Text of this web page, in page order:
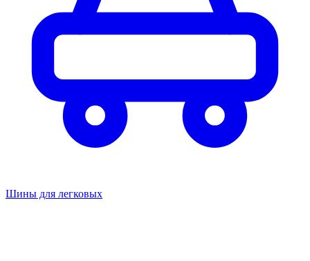
Шины для легковых